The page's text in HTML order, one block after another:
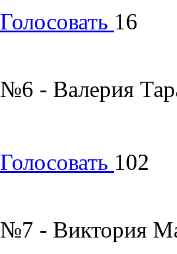
Голосовать 16
№6 - Валерия
Голосовать 102
№7 - Виктория